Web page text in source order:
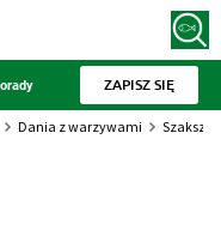
ZAPISZ SIĘ
Dania z warzywami